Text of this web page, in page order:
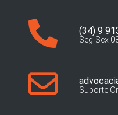
(34) 9
Seg-Sex
Suporte